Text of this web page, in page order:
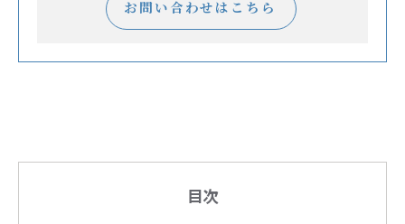
お問い合わせはこちら
目次